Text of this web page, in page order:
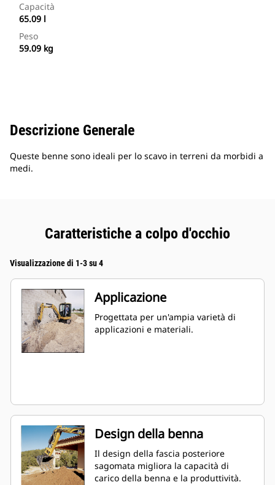
Capacità
65.09 l
Peso
59.09 kg
Descrizione Generale
Queste benne sono ideali per lo scavo in terreni da morbidi a
medi.
Caratteristiche a colpo d'occhio
Visualizzazione di 1-3 su 4
Applicazione
Progettata per un'ampia varietà di
applicazioni e materiali.
Design della benna
Il design della fascia posteriore
sagomata migliora la capacità di
carico della benna e la produttività.